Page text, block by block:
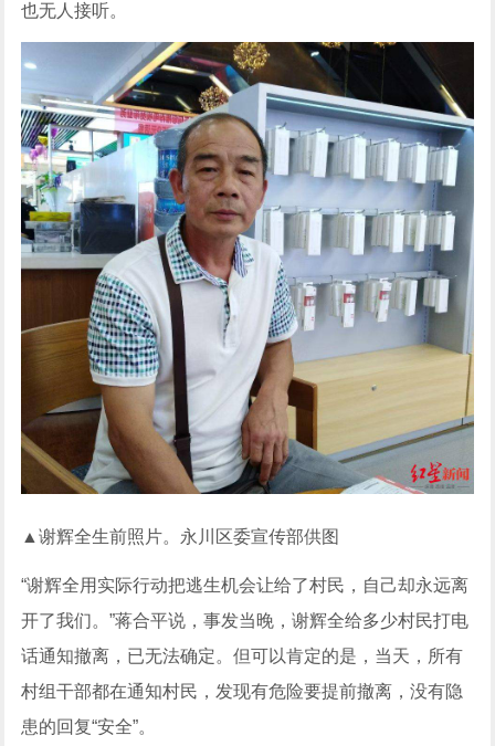
也无人接听。
▲谢辉全生前照片。永川区委宣传部供图
“谢辉全用实际行动把逃生机会让给了村民，自己却永远离
开了我们。”蒋合平说，事发当晚，谢辉全给多少村民打电
话通知撤离，已无法确定。但可以肯定的是，当天，所有
村组干部都在通知村民，发现有危险要提前撤离，没有隐
患的回复“安全”。